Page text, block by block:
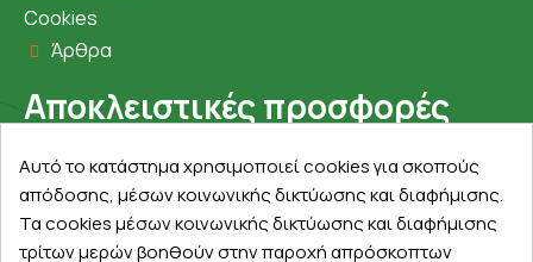
Cookies
Άρθρα
Αποκλειστικές προσφορές
Εγγραφείτε με το email σας για να ενημερώνεστε
πρώτοι για προσφορές, διαγωνισμούς, εκπτωτικούς
κωδικούς και μοναδικά δώρα!
Αυτό το κατάστημα χρησιμοποιεί cookies για σκοπούς
απόδοσης, μέσων κοινωνικής δικτύωσης και διαφήμισης.
Τα cookies μέσων κοινωνικής δικτύωσης και διαφήμισης
τρίτων μερών βοηθούν στην παροχή απρόσκοπτων